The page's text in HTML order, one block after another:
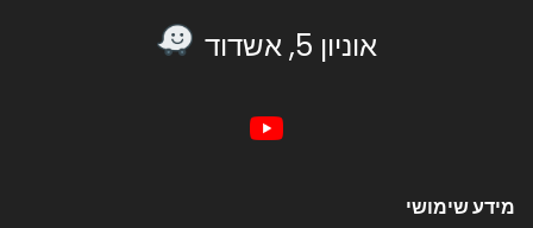
אוניון 5, אשדוד
מידע שימושי